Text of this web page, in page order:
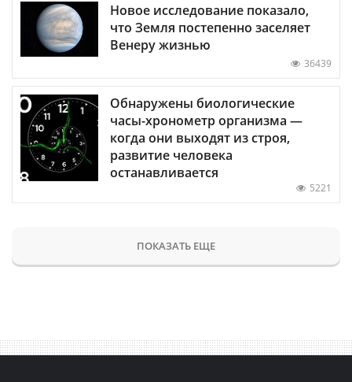
Новое исследование показало,
что Земля постепенно заселяет
Венеру жизнью
36439
Обнаружены биологические
часы-хронометр организма —
когда они выходят из строя,
развитие человека
останавливается
5221
ПОКАЗАТЬ ЕЩЕ